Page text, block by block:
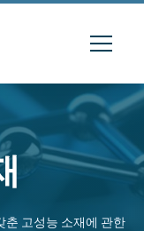
춘 고성능 소재에 관한